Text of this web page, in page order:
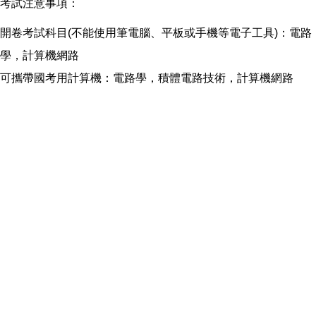
考試注意事項：
開卷考試科目(不能使用筆電腦、平板或手機等電子工具)：電路
學，計算機網路
可攜帶國考用計算機：電路學，積體電路技術，計算機網路